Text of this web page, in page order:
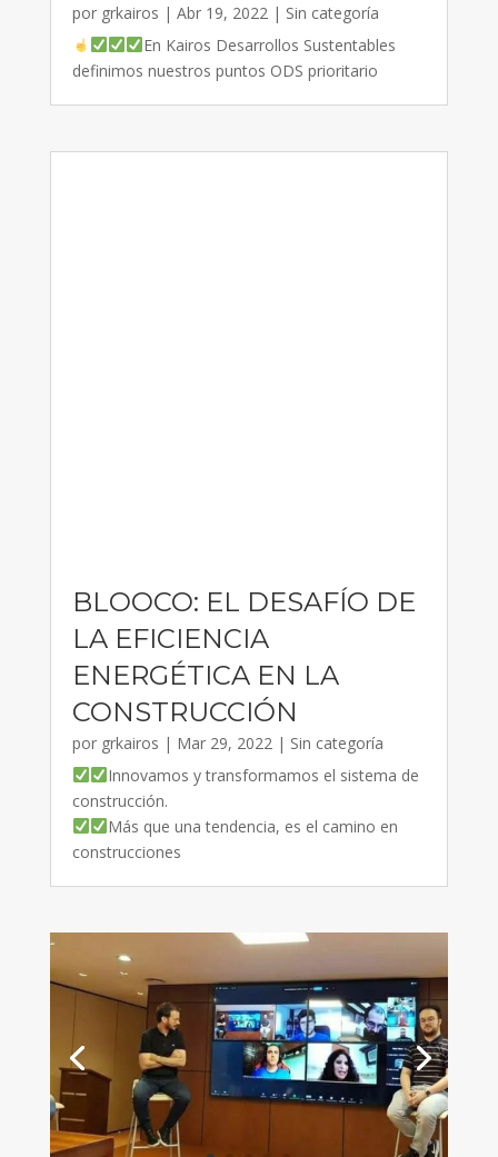
por grkairos | Abr 19, 2022| Sin categoría
En Kairos Desarrollos Sustentables
definimos nuestros puntos ODS prioritario
BLOOCO: EL DESAFÍO DE
LA EFICIENCIA
ENERGÉTICA EN LA
CONSTRUCCIÓN
por grkairos | Mar 29, 2022 | Sin categoría
Innovamos y transformamos el sistema de
construcción.
Más que una tendencia, es el camino en
construcciones